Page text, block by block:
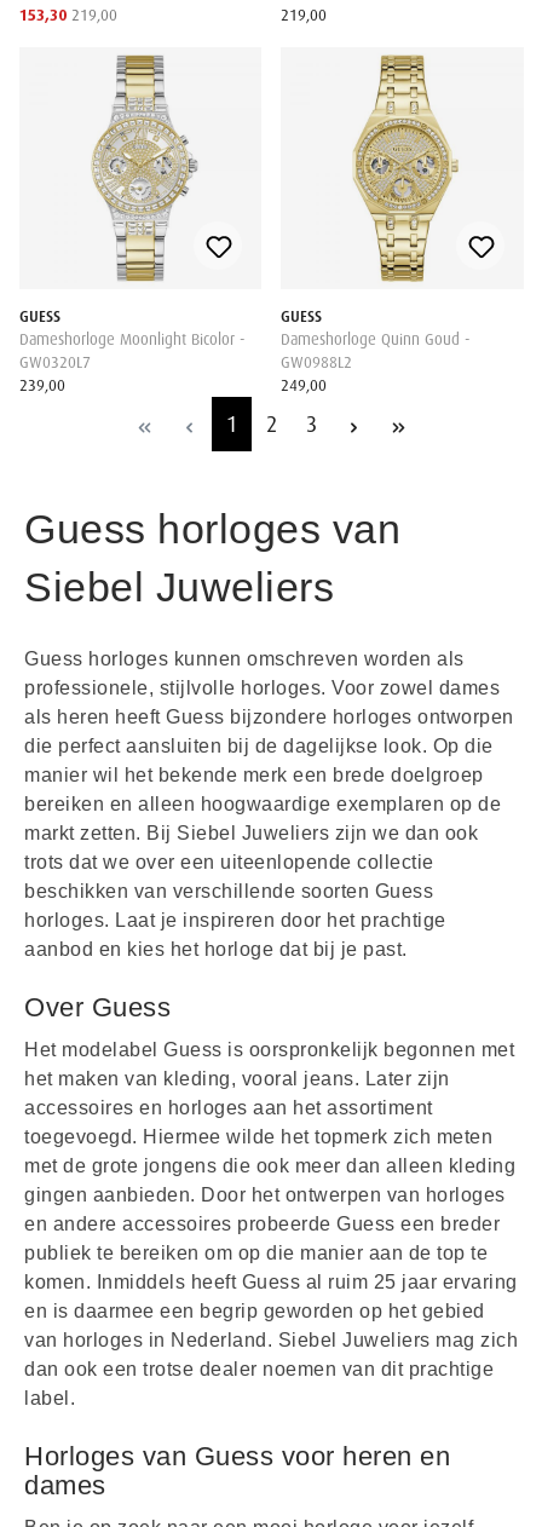
153,30 219,00
219,00
GUESS
Dameshorloge Moonlight Bicolor -
GW0320L7
239,00
GUESS
Dameshorloge Quinn Goud -
GW0988L2
249,00
1 2 3
Guess horloges van
Siebel Juweliers
Guess horloges kunnen omschreven worden als
professionele, stijlvolle horloges. Voor zowel dames
als heren heeft Guess bijzondere horloges ontworpen
die perfect aansluiten bij de dagelijkse look. Op die
manier wil het bekende merk een brede doelgroep
bereiken en alleen hoogwaardige exemplaren op de
markt zetten. Bij Siebel Juweliers zijn we dan ook
trots dat we over een uiteenlopende collectie
beschikken van verschillende soorten Guess
horloges. Laat je inspireren door het prachtige
aanbod en kies het horloge dat bij je past.
Over Guess
Het modelabel Guess is oorspronkelijk begonnen met
het maken van kleding, vooral jeans. Later zijn
accessoires en horloges aan het assortiment
toegevoegd. Hiermee wilde het topmerk zich meten
met de grote jongens die ook meer dan alleen kleding
gingen aanbieden. Door het ontwerpen van horloges
en andere accessoires probeerde Guess een breder
publiek te bereiken om op die manier aan de top te
komen. Inmiddels heeft Guess al ruim 25 jaar ervaring
en is daarmee een begrip geworden op het gebied
van horloges in Nederland. Siebel Juweliers mag zich
dan ook een trotse dealer noemen van dit prachtige
label.
Horloges van Guess voor heren en
dames